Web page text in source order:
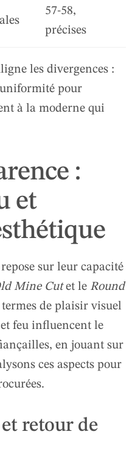
57-58,
précises
les divergences :
pour
à la moderne qui
:
et
sur leur capacité
Mine Cutet le Round
de plaisir visuel
feu influencent le
en jouant sur
ces aspects pour
et retour de